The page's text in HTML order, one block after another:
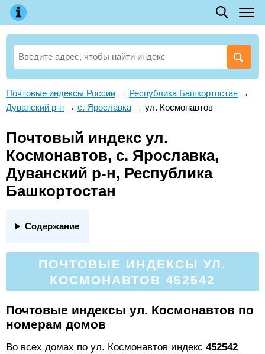
Почтовые индексы России → Республика Башкортостан →
Дуванский р-н → с. Ярославка → ул. Космонавтов
Почтовый индекс ул.
Космонавтов, с. Ярославка,
Дуванский р-н, Республика
Башкортостан
Содержание
ПОЧТОВЫЕ ИНДЕКСЫ УЛ.
КОСМОНАВТОВ 452542
Почтовые индексы ул. Космонавтов по
номерам домов
Во всех домах по ул. Космонавтов индекс 452542